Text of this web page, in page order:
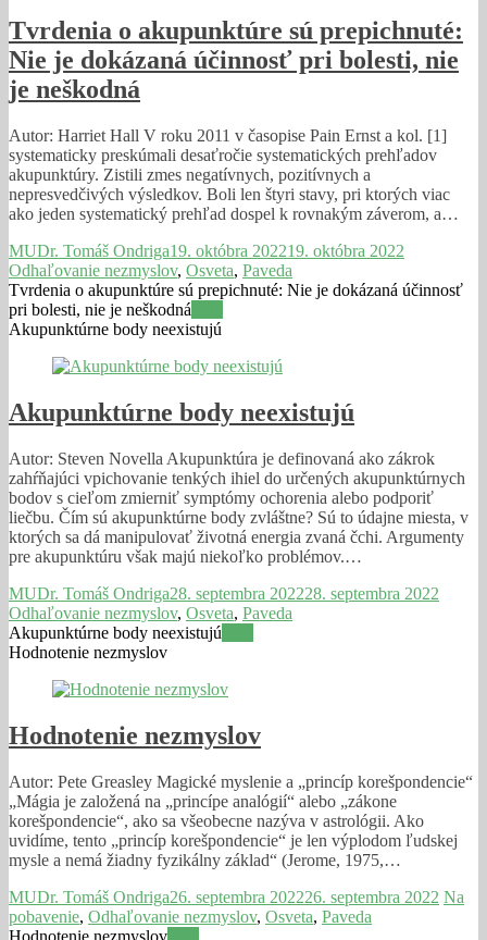
Tvrdenia o akupunktúre sú prepichnuté:
Nie je dokázaná účinnosť pri bolesti, nie
je neškodná
Autor: Harriet Hall V roku 2011 v časopise Pain Ernst a kol. [1]
systematicky preskúmali desaťročie systematických prehľadov
akupunktúry. Zistili zmes negatívnych, pozitívnych a
nepresvedčivých výsledkov. Boli len štyri stavy, pri ktorých viac
ako jeden systematický prehľad dospel k rovnakým záverom, a…
MUDr. Tomáš Ondriga19. októbra 202219. októbra 2022
Odhaľovanie nezmyslov, Osveta, Paveda
Tvrdenia o akupunktúre sú prepichnuté: Nie je dokázaná účinnosť
pri bolesti, nie je neškodná
Akupunktúrne body neexistujú
Akupunktúrne body neexistujú
Autor: Steven Novella Akupunktúra je definovaná ako zákrok
zahŕňajúci vpichovanie tenkých ihiel do určených akupunktúrnych
bodov s cieľom zmierniť symptómy ochorenia alebo podporiť
liečbu. Čím sú akupunktúrne body zvláštne? Sú to údajne miesta, v
ktorých sa dá manipulovať životná energia zvaná čchi. Argumenty
pre akupunktúru však majú niekoľko problémov.…
MUDr. Tomáš Ondriga28. septembra 202228. septembra 2022
Odhaľovanie nezmyslov, Osveta, Paveda
Akupunktúrne body neexistujú
Hodnotenie nezmyslov
Hodnotenie nezmyslov
Autor: Pete Greasley Magické myslenie a „princíp korešpondencie“
„Mágia je založená na „princípe analógií“ alebo „zákone
korešpondencie“, ako sa všeobecne nazýva v astrológii. Ako
uvidíme, tento „princíp korešpondencie“ je len výplodom ľudskej
mysle a nemá žiadny fyzikálny základ“ (Jerome, 1975,…
MUDr. Tomáš Ondriga26. septembra 202226. septembra 2022 Na
pobavenie, Odhaľovanie nezmyslov, Osveta, Paveda
Hodnotenie nezmyslov